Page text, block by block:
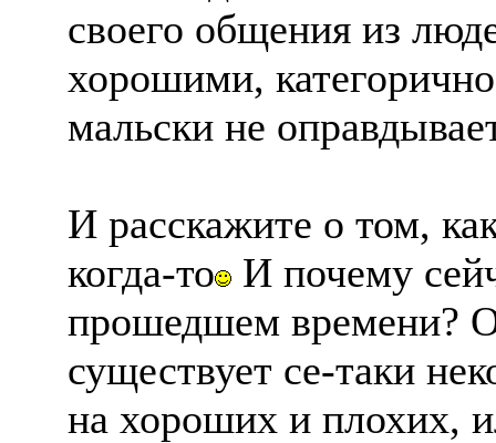
своего общения из
хорошими,
мальски не
И расскажите о том,
когда-то
И почему
прошедшем времени?
существует се-таки
на хороших и плохих,